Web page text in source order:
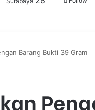
Barang Bukti 39 Gram